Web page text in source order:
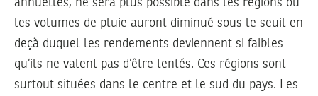
annuelles, ne sera plus possible dans les régions où
les volumes de pluie auront diminué sous le seuil en
deçà duquel les rendements deviennent si faibles
qu’ils ne valent pas d’être tentés. Ces régions sont
surtout situées dans le centre et le sud du pays. Les